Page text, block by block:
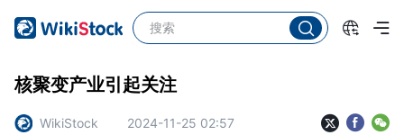
核聚变产业引起关注
WikiStock 2024-11-25 02:57